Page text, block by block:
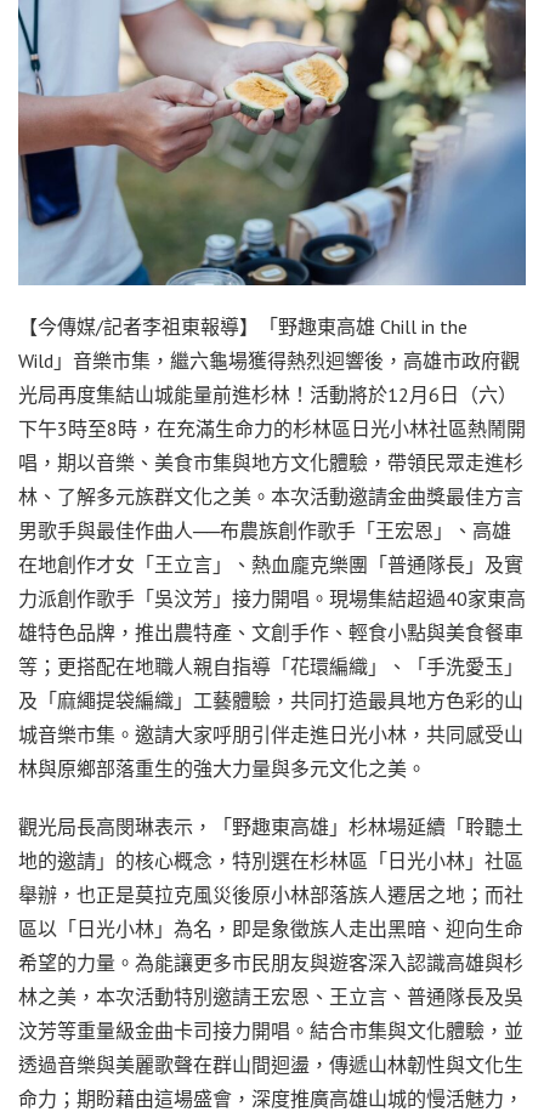
【今傳媒/記者李祖東報導】「野趣東高雄 Chill in the
Wild」音樂市集，繼六龜場獲得熱烈迴響後，高雄市政府觀
光局再度集結山城能量前進杉林！活動將於12月6日（六）
下午3時至8時，在充滿生命力的杉林區日光小林社區熱鬧開
唱，期以音樂、美食市集與地方文化體驗，帶領民眾走進杉
林、了解多元族群文化之美。本次活動邀請金曲獎最佳方言
男歌手與最佳作曲人──布農族創作歌手「王宏恩」、高雄
在地創作才女「王立言」、熱血龐克樂團「普通隊長」及實
力派創作歌手「吳汶芳」接力開唱。現場集結超過40家東高
雄特色品牌，推出農特產、文創手作、輕食小點與美食餐車
等；更搭配在地職人親自指導「花環編織」、「手洗愛玉」
及「麻繩提袋編織」工藝體驗，共同打造最具地方色彩的山
城音樂市集。邀請大家呼朋引伴走進日光小林，共同感受山
林與原鄉部落重生的強大力量與多元文化之美。
觀光局長高閔琳表示，「野趣東高雄」杉林場延續「聆聽土
地的邀請」的核心概念，特別選在杉林區「日光小林」社區
舉辦，也正是莫拉克風災後原小林部落族人遷居之地；而社
區以「日光小林」為名，即是象徵族人走出黑暗、迎向生命
希望的力量。為能讓更多市民朋友與遊客深入認識高雄與杉
林之美，本次活動特別邀請王宏恩、王立言、普通隊長及吳
汶芳等重量級金曲卡司接力開唱。結合市集與文化體驗，並
透過音樂與美麗歌聲在群山間迴盪，傳遞山林韌性與文化生
命力；期盼藉由這場盛會，深度推廣高雄山城的慢活魅力，